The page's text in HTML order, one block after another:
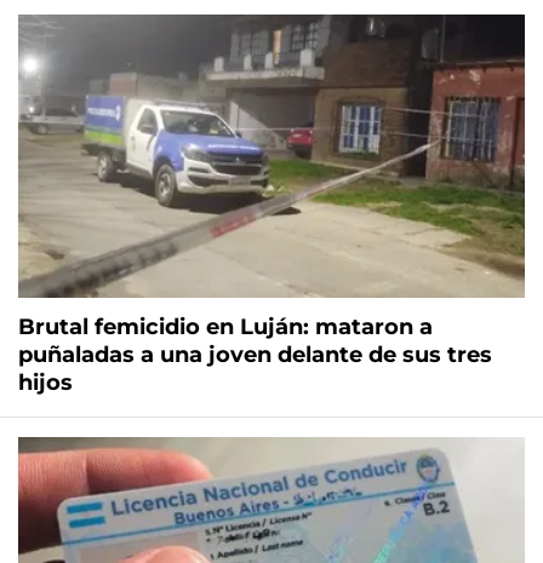
Brutal femicidio en Luján: mataron a
puñaladas a una joven delante de sus tres
hijos